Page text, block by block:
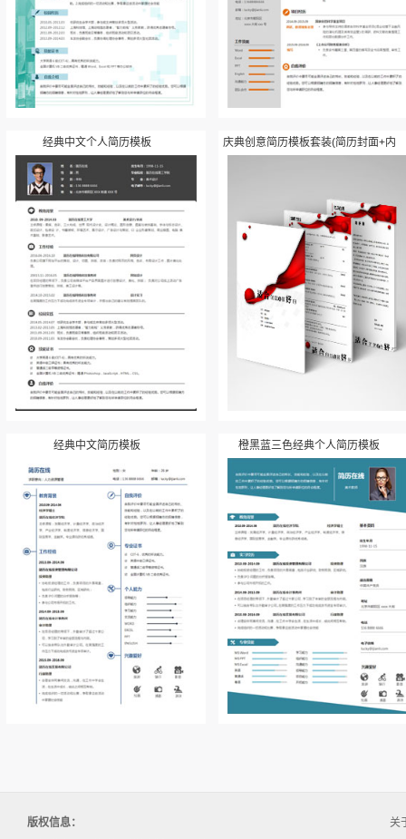
经典中文个人简历模板
庆典创意简历模板套装(简历封面+内
经典中文简历模板 橙黑蓝三色经典个人简历模板
版权信息：
关